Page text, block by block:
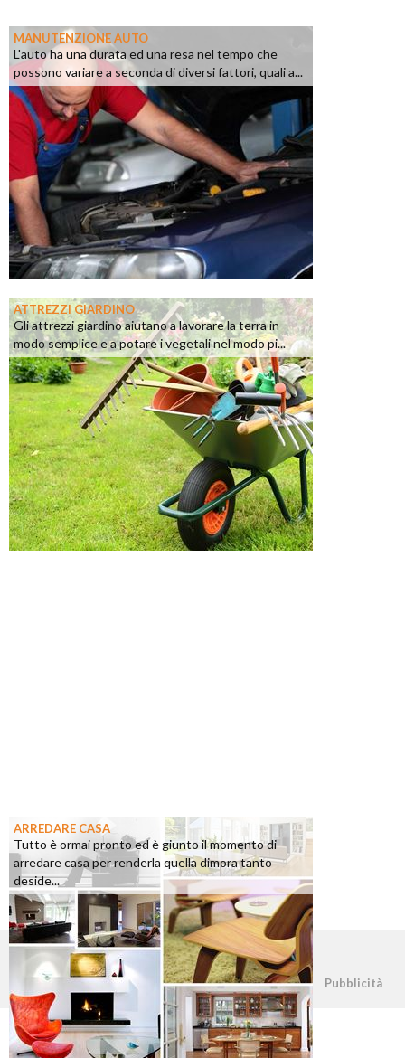
MANUTENZIONE AUTO
L'auto ha una durata ed una resa nel tempo che
possono variare a seconda di diversi fattori, quali a...
ATTREZZI GIARDINO
Gli attrezzi giardino aiutano a lavorare la terra in
modo semplice e a potare i vegetali nel modo pi...
ARREDARE CASA
Tutto è ormai pronto ed è giunto il momento di
arredare casa per renderla quella dimora tanto
deside...
©2026 - casapratica.org - p.iva 03338800984 Pubblicità